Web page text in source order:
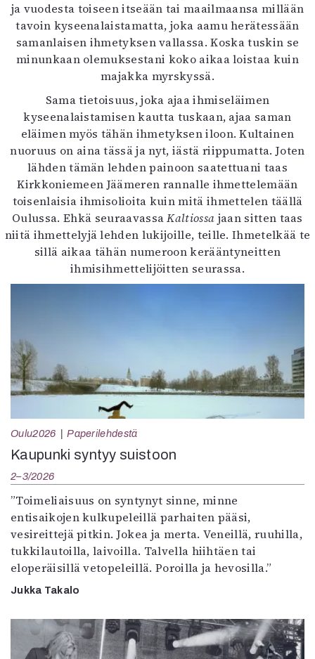
ja vuodesta toiseen itseään tai maailmaansa millään
tavoin kyseenalaistamatta, joka aamu herätessään
samanlaisen ihmetyksen vallassa. Koska tuskin se
minunkaan olemuksestani koko aikaa loistaa kuin
majakka myrskyssä.
Sama tietoisuus, joka ajaa ihmiseläimen
kyseenalaistamisen kautta tuskaan, ajaa saman
eläimen myös tähän ihmetyksen iloon. Kultainen
nuoruus on aina tässä ja nyt, iästä riippumatta. Joten
lähden tämän lehden painoon saatettuani taas
Kirkkoniemeen Jäämeren rannalle ihmettelemään
toisenlaisia ihmisolioita kuin mitä ihmettelen täällä
Oulussa. Ehkä seuraavassaKaltiossa jaan sitten taas
niitä ihmettelyjä lehden lukijoille, teille. Ihmetelkää te
sillä aikaa tähän numeroon kerääntyneitten
ihmisihmettelijöitten seurassa.
Oulu2026 Paperilehdestä
Kaupunki syntyy suistoon
2–3/2026
”Toimeliaisuus on syntynyt sinne, minne
entisaikojen kulkupeleillä parhaiten pääsi,
vesireittejä pitkin. Jokea ja merta. Veneillä, ruuhilla,
tukkilautoilla, laivoilla. Talvella hiihtäen tai
eloperäisillä vetopeleillä. Poroilla ja hevosilla.”
Jukka Takalo